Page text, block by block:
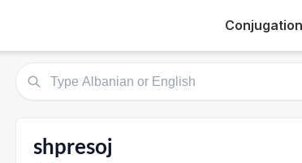
Conjugation
shpresoj